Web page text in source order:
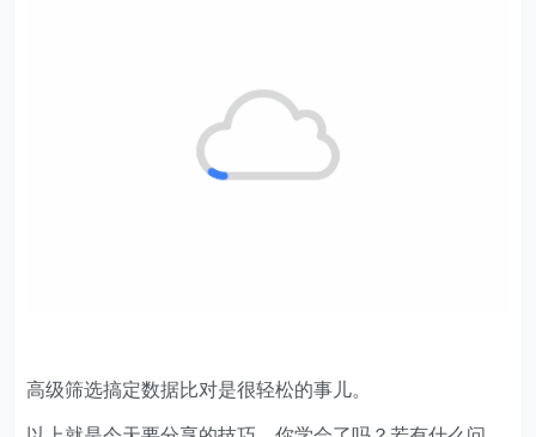
高级筛选搞定数据比对是很轻松的事儿。